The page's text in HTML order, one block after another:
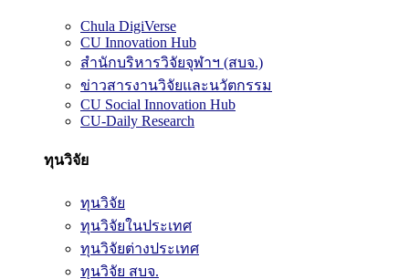
Chula DigiVerse
CU Innovation Hub
สำนักบริหารวิจัยจุฬาฯ (สบจ.)
ข่าวสารงานวิจัยและนวัตกรรม
CU Social Innovation Hub
CU-Daily Research
ทุนวิจัย
ทุนวิจัย
ทุนวิจัยในประเทศ
ทุนวิจัยต่างประเทศ
ทุนวิจัย สบจ.